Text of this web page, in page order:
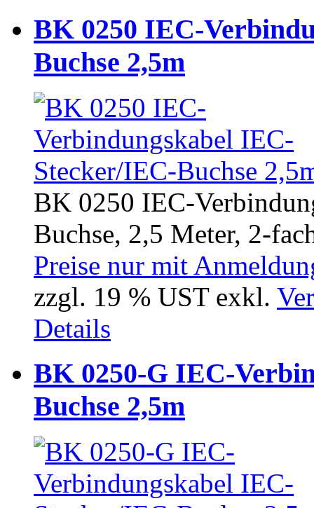
BK 0250 IEC-
Buchse 2,5m
BK 0250 IEC-
Buchse, 2,5 Meter, 2-
Preise nur mit
zzgl. 19 % UST exkl.
Details
BK 0250-G IEC-
Buchse 2,5m